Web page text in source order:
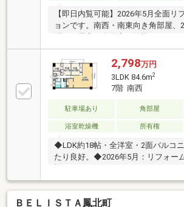
【即日内覧可能】2026年5月全面リ
ョンです。南西・南東向き角部屋、
室内をぜひご覧ください。
2,798万円
3LDK 84.6m2
7階 南西
駐車場あり 角部屋
浴室乾燥機
所有権
◆LDK約18帖・全洋室・2面バルコ
たり良好。◆2026年5月：リフォー
欄）。
ＢＥＬＩＳＴＡ鳳北町